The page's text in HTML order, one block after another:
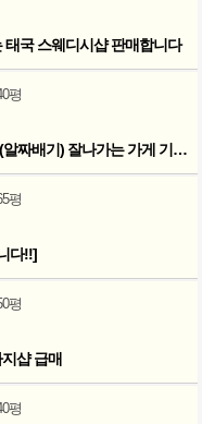
국 스웨디시샵 판매합니다
평
### 부천 역세권 &먹자상권(알짜배기) 잘나가는 가게 기회입니다 ###
평
다!!]
평
샵 급매
평